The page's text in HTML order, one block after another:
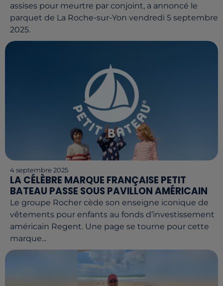
assises pour meurtre par conjoint, a annoncé le
parquet de La Roche-sur-Yon vendredi 5 septembre
2025.
4 septembre 2025
LA CÉLÈBRE MARQUE FRANÇAISE PETIT
BATEAU PASSE SOUS PAVILLON AMÉRICAIN
Le groupe Rocher cède son enseigne iconique de
vêtements pour enfants au fonds d’investissement
américain Regent. Une page se tourne pour cette
marque...